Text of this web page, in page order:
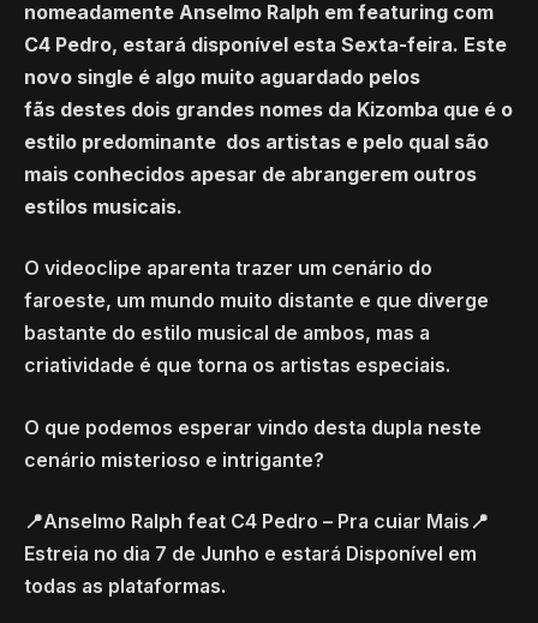
nomeadamente Anselmo Ralph em featuring com
C4 Pedro, estará disponível esta Sexta-feira. Este
novo single é algo muito aguardado pelos
fãs destes dois grandes nomes da Kizomba que é o
estilo predominante dos artistas e pelo qual são
mais conhecidos apesar de abrangerem outros
estilos musicais.
O videoclipe aparenta trazer um cenário do
faroeste, um mundo muito distante e que diverge
bastante do estilo musical de ambos, mas a
criatividade é que torna os artistas especiais.
O que podemos esperar vindo desta dupla neste
cenário misterioso e intrigante?
📍Anselmo Ralph feat C4 Pedro – Pra cuiar Mais📍
Estreia no dia 7 de Junho e estará Disponível em
todas as plataformas.